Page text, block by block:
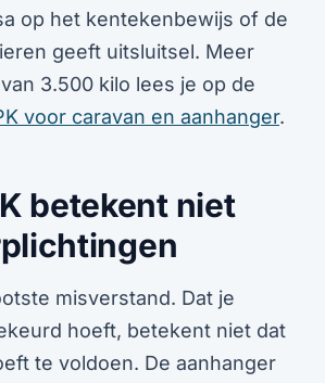
op het kentekenbewijs of de
geeft uitsluitsel. Meer
3.500 kilo lees je op de
voor caravan en aanhanger.
betekent niet
misverstand. Dat je
hoeft, betekent niet dat
te voldoen. De aanhanger